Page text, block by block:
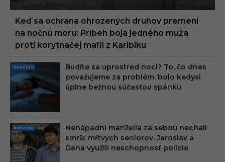
Keď sa ochrana ohrozených druhov premení
na nočnú moru: Príbeh boja jedného muža
proti korytnačej mafii z Karibiku
PRE
MIU
M
Budíte sa uprostred noci? To, čo dnes
považujeme za problém, bolo kedysi
úplne bežnou súčasťou spánku
PRE
MIU
M
Nenápadní manželia za sebou nechali
smršť mŕtvych seniorov. Jaroslav a
Dana využili neschopnosť polície